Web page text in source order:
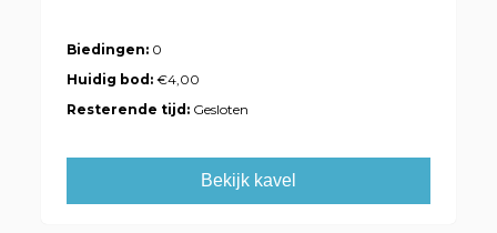
Biedingen: 0
Huidig bod:€4,00
Resterende tijd: Gesloten
Bekijk kavel